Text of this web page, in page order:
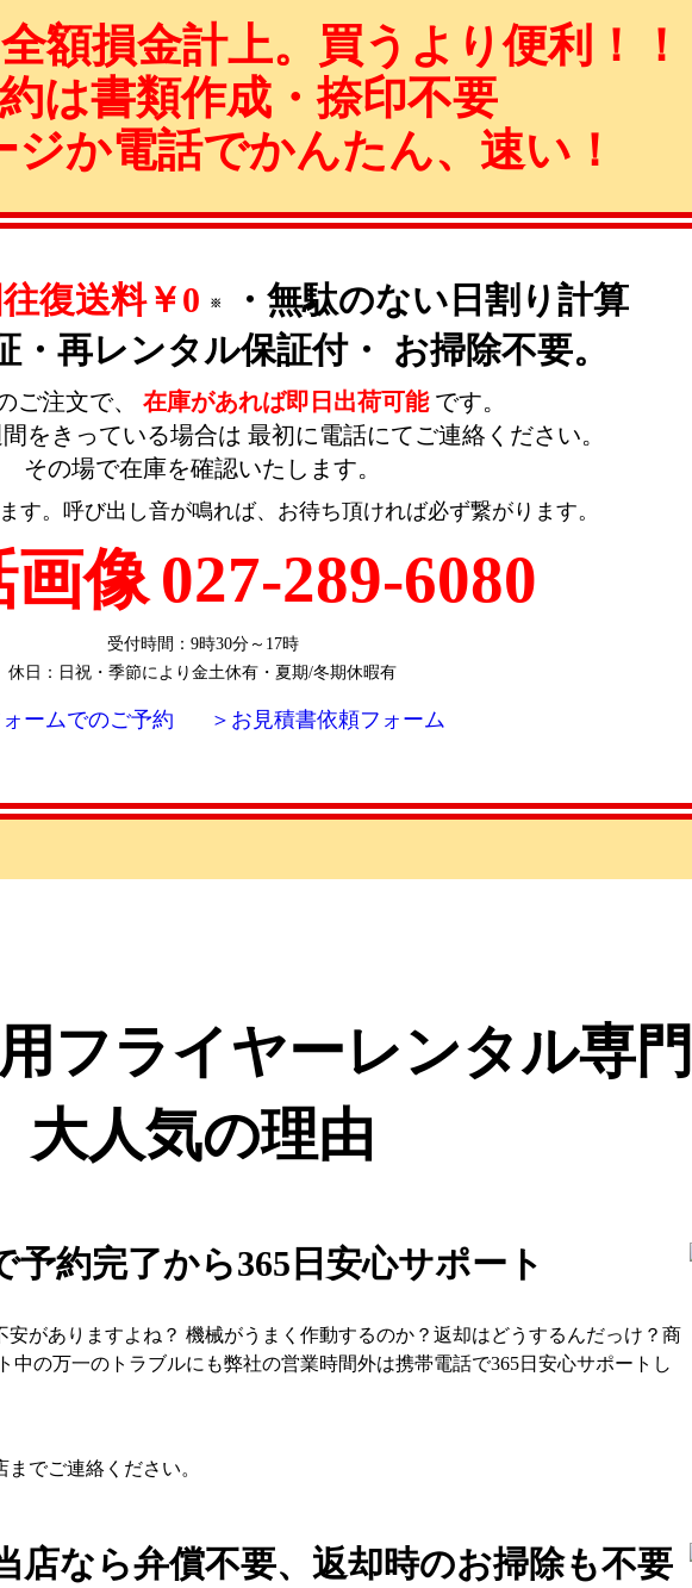
額損金計上。買うより便利！！
は書類作成・捺印不要
か電話でかんたん、速い！
復送料￥0 ※
・無駄のない日割り計算
・再レンタル保証付・ お掃除不要。
ご注文で、 在庫があれば即日出荷可能 です。
をきっている場合は 最初に電話にてご連絡ください。
その場で在庫を確認いたします。
す。呼び出し音が鳴れば、お待ち頂ければ必ず繋がります。
027-289-6080
受付時間：9時30分～17時
休日：日祝・季節により金土休有・夏期/冬期休暇有
ォームでのご予約 ＞お見積書依頼フォーム
フライヤーレンタル専
大人気の理由
予約完了から365日安心サポート
がありますよね？ 機械がうまく作動するのか？返却はどうするんだっけ？商
の万一のトラブルにも弊社の営業時間外は携帯電話で365日安心サポートし
でご連絡ください。
店なら弁償不要、返却時のお掃除も不要